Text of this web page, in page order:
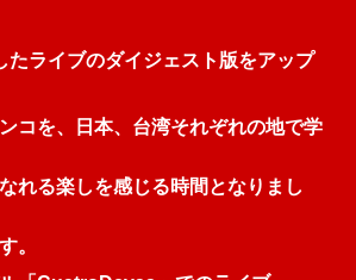
たライブのダイジェスト版をアップ
コを、日本、台湾それぞれの地で学
れる楽しを感じる時間となりまし
。